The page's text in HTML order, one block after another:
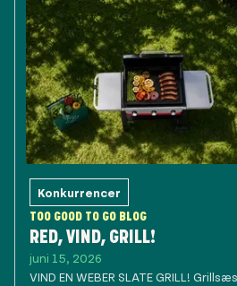
Konkurrencer
TOO GOOD TO GO BLOG
RED, VIND, GRILL!
juni 15, 2026
VIND EN WEBER SLATE GRILL!